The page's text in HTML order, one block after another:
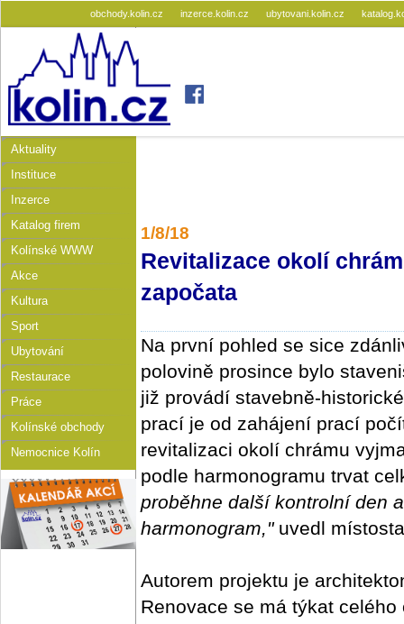
obchody.kolin.cz inzerce.kolin.cz ubytovani.kolin.cz
Aktuality
Instituce
Inzerce
Katalog firem
Kolínské WWW
Akce
Kultura
Sport
Ubytování
Restaurace
Práce
Kolínské obchody
Nemocnice Kolín
1/8/18
Revitalizace okolí
započata
Na první pohled se sice
polovině prosince bylo
již provádí stavebně-
prací je od zahájení prací
revitalizaci okolí chrámu
podle harmonogramu trvat
proběhne další kontrolní den
harmonogram,"uvedl
Autorem projektu je
Renovace se má týkat